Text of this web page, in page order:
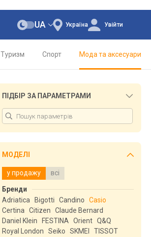
Україна
UA Увійти
Туризм Спорт Мода та аксесуари
ПІДБІР ЗА ПАРАМЕТРАМИ
МОДЕЛІ
у продажу всі
Бренди
Adriatica
Bigotti Candino
Casio
Certina
Citizen
Claude Bernard
Daniel Klein
FESTINA Orient Q&Q
Royal London
Seiko SKMEI
TISSOT